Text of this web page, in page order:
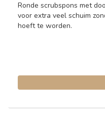
Ronde scrubspons met
voor extra veel schuim
hoeft te worden.